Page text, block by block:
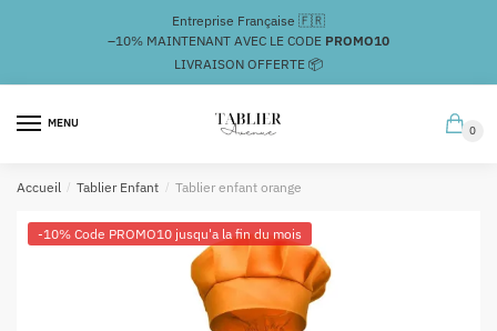
navigation
Entreprise Française 🇫🇷
–10% MAINTENANT AVEC LE CODE PROMO10
LIVRAISON OFFERTE 📦
MENU
0
Accueil / Tablier Enfant / Tablier enfant orange
-10% Code PROMO10 jusqu'a la fin du mois